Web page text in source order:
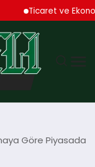
Ticaret ve Ekonomik
Göre Piyasada